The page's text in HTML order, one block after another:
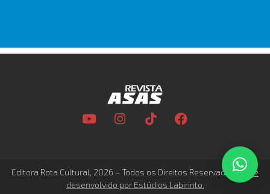
Editora Rota Cultural, 2026 – Todos os Direitos Reservados –Site
desenvolvido por Estúdios Labirinto.